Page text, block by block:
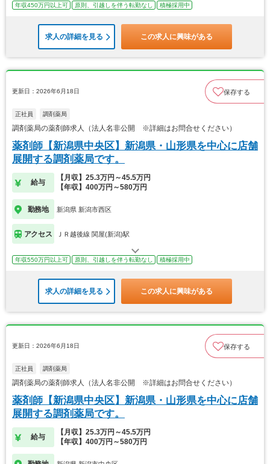
年収450万円以上可 原則、引越しを伴う転勤なし 積極採用中
求人の詳細を見る この求人に興味がある
更新日：2026年6月18日 保存する
正社員 調剤薬局
調剤薬局の薬剤師求人（法人名非公開 ※詳細はお問合せください）
薬剤師【新潟県中央区】新潟県・山形県を中心に店舗
展開する調剤薬局です。
給与
【月収】25.3万円～45.5万円
【年収】400万円～580万円
勤務地 新潟県 新潟市西区
アクセス ＪＲ越後線 関屋(新潟)駅
年収550万円以上可 原則、引越しを伴う転勤なし 積極採用中
求人の詳細を見る この求人に興味がある
更新日：2026年6月18日 保存する
正社員 調剤薬局
調剤薬局の薬剤師求人（法人名非公開 ※詳細はお問合せください）
薬剤師【新潟県中央区】新潟県・山形県を中心に店舗
展開する調剤薬局です。
給与
【月収】25.3万円～45.5万円
【年収】400万円～580万円